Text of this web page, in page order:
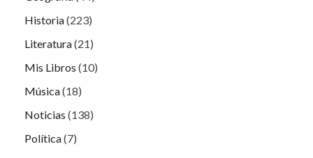
Historia(223)
Literatura(21)
Mis Libros (10)
Música(18)
Noticias (138)
Política(7)